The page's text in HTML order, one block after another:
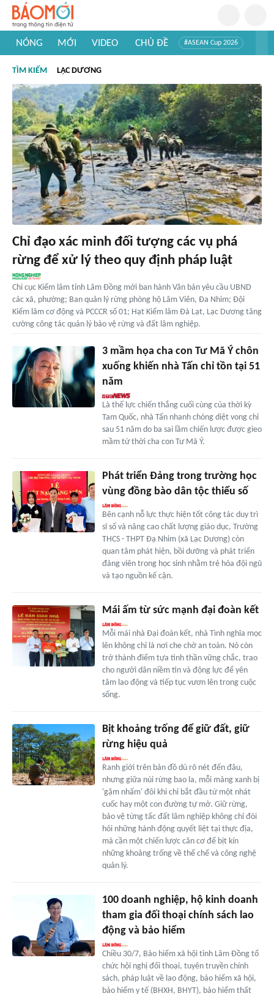
NÓNG MỚI VIDEO CHỦ ĐỀ #ASEAN Cup 2026
#Khám phá thế giới
TÌM KIẾM LẠC DƯƠNG
Chỉ đạo xác minh đối tượng các vụ phá
rừng để xử lý theo quy định pháp luật
Chi cục Kiểm lâm tỉnh Lâm Đồng mới ban hành Văn bản yêu cầu UBND
các xã, phường; Ban quản lý rừng phòng hộ Lâm Viên, Đa Nhim; Đội
Kiểm lâm cơ động và PCCCR số 01; Hạt Kiểm lâm Đà Lạt, Lạc Dương tăng
cường công tác quản lý bảo vệ rừng và đất lâm nghiệp.
3 mầm họa cha con Tư Mã Ý chôn
xuống khiến nhà Tấn chỉ tồn tại 51
năm
Là thế lực chiến thắng cuối cùng của thời kỳ
Tam Quốc, nhà Tấn nhanh chóng diệt vong chỉ
sau 51 năm do ba sai lầm chiến lược được gieo
mầm từ thời cha con Tư Mã Ý.
Phát triển Ðảng trong trường học
vùng đồng bào dân tộc thiểu số
Bên cạnh nỗ lực thực hiện tốt công tác duy trì
sĩ số và nâng cao chất lượng giáo dục, Trường
THCS - THPT Đạ Nhim (xã Lạc Dương) còn
quan tâm phát hiện, bồi dưỡng và phát triển
đảng viên trong học sinh nhằm trẻ hóa đội ngũ
và tạo nguồn kế cận.
Mái ấm từ sức mạnh đại đoàn kết
Mỗi mái nhà Đại đoàn kết, nhà Tình nghĩa mọc
lên không chỉ là nơi che chở an toàn. Nó còn
trở thành điểm tựa tinh thần vững chắc, trao
cho người dân niềm tin và động lực để yên
tâm lao động và tiếp tục vươn lên trong cuộc
sống.
Bịt khoảng trống để giữ đất, giữ
rừng hiệu quả
Ranh giới trên bản đồ dù rõ nét đến đâu,
nhưng giữa núi rừng bao la, mỗi mảng xanh bị
'gặm nhấm' đôi khi chỉ bắt đầu từ một nhát
cuốc hay một con đường tự mở. Giữ rừng,
bảo vệ từng tấc đất lâm nghiệp không chỉ đòi
hỏi những hành động quyết liệt tại thực địa,
mà cần một chiến lược căn cơ để bịt kín
những khoảng trống về thể chế và công nghệ
quản lý.
100 doanh nghiệp, hộ kinh doanh
tham gia đối thoại chính sách lao
động và bảo hiểm
Chiều 30/7, Bảo hiểm xã hội tỉnh Lâm Đồng tổ
chức hội nghị đối thoại, tuyên truyền chính
sách, pháp luật về lao động, bảo hiểm xã hội,
bảo hiểm y tế (BHXH, BHYT), bảo hiểm thất